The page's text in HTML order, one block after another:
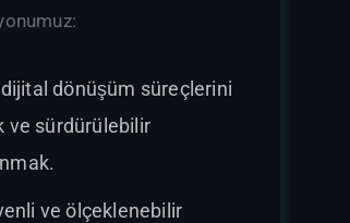
dönüşüm süreçlerini
ve sürdürülebilir
ve ölçeklenebilir